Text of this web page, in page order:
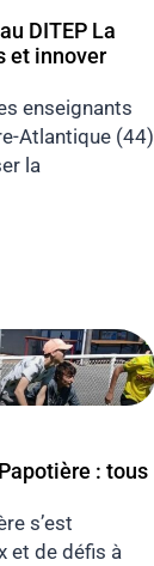
DITEP La
et innover
enseignants
Atlantique (44)
la
: tous
s’est
et de défis à